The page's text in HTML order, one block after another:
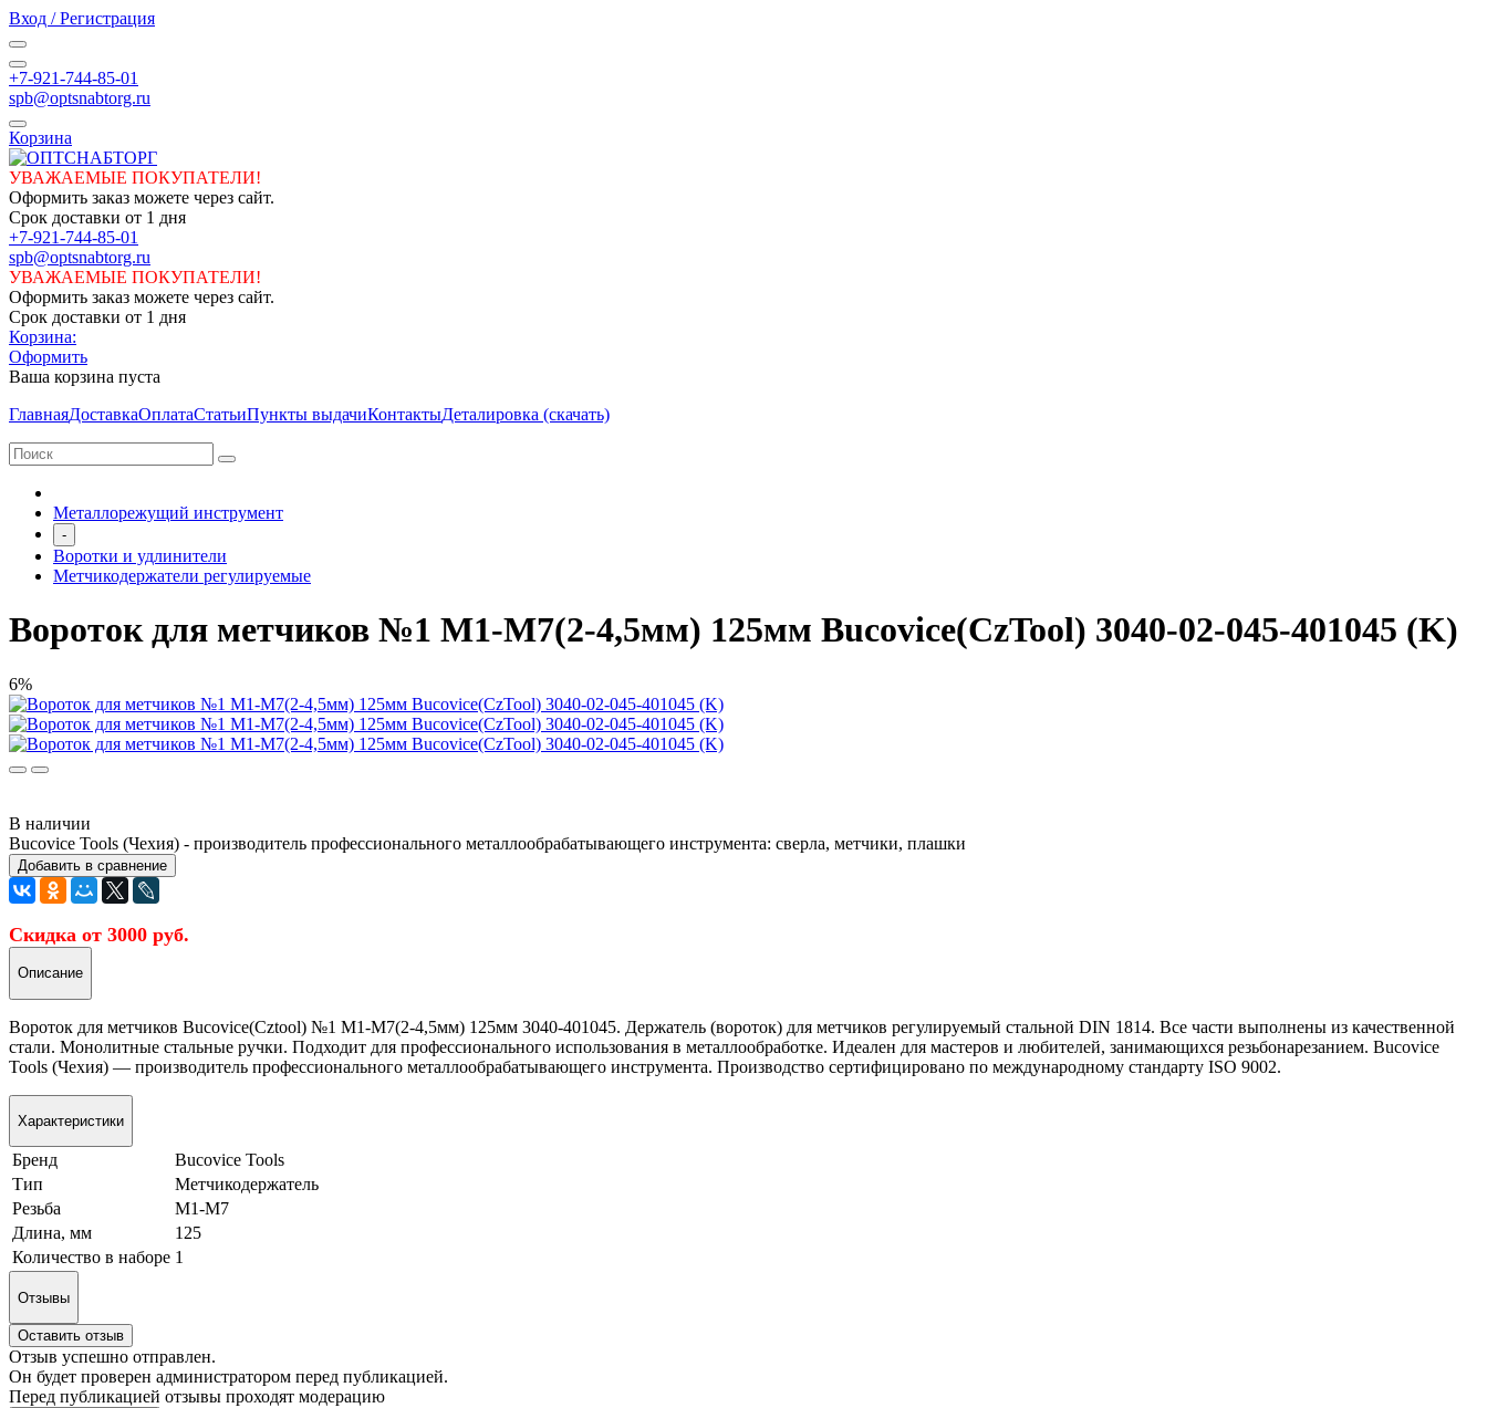
Вход / Регистрация
+7-921-744-85-01
spb@optsnabtorg.ru
Корзина
УВАЖАЕМЫЕ ПОКУПАТЕЛИ!
Оформить заказ можете через сайт.
Срок доставки от 1 дня
+7-921-744-85-01
spb@optsnabtorg.ru
УВАЖАЕМЫЕ ПОКУПАТЕЛИ!
Оформить заказ можете через сайт.
Срок доставки от 1 дня
Корзина:
Оформить
Ваша корзина пуста
ГлавнаяДоставкаОплатаСтатьиПункты выдачиКонтактыДеталировка (скачать)
Металлорежущий инструмент
-
Воротки и удлинители
Метчикодержатели регулируемые
Вороток для метчиков №1 M1-M7(2-4,5мм) 125мм Bucovice(CzTool) 3040-02-045-401045 (K)
6%
В наличии
Bucovice Tools (Чехия) - производитель профессионального металлообрабатывающего инструмента: сверла, метчики, плашки
Добавить в сравнение
Скидка от 3000 руб.
Описание
Вороток для метчиков Bucovice(Cztool) №1 М1-М7(2-4,5мм) 125мм 3040-401045. Держатель (вороток) для метчиков регулируемый стальной DIN 1814. Все части выполнены из качественной
стали. Монолитные стальные ручки. Подходит для профессионального использования в металлообработке. Идеален для мастеров и любителей, занимающихся резьбонарезанием. Bucovice
Tools (Чехия) — производитель профессионального металлообрабатывающего инструмента. Производство сертифицировано по международному стандарту ISO 9002.
Характеристики
Бренд
Bucovice Tools
Тип
Метчикодержатель
Резьба
M1-M7
Длина, мм
125
Количество в наборе 1
Отзывы
Оставить отзыв
Отзыв успешно отправлен.
Он будет проверен администратором перед публикацией.
Перед публикацией отзывы проходят модерацию